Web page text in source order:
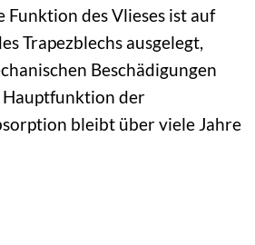
Funktion des Vlieses ist auf
Trapezblechs ausgelegt,
Beschädigungen
Hauptfunktion der
bleibt über viele Jahre